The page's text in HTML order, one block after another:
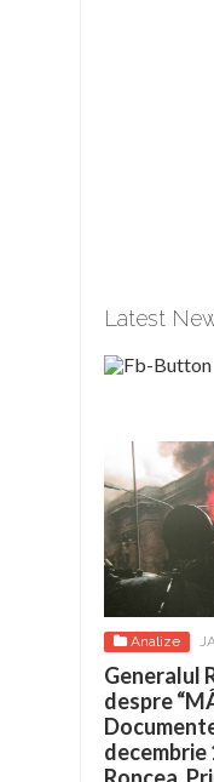
Latest
Analize
Generalul
despre
decembrie